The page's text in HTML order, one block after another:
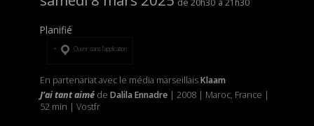
20h30 21h30
Planifié
Ouvrir dans l’application
En partenariat avec le média marseillaisKlaam
J’ai tant aiméde Dalila Ennadre| 2008 | Maroc, France |
52 min | Vostfr